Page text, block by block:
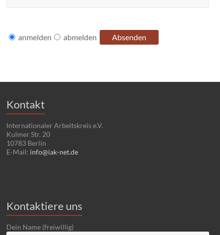
anmelden abmelden
Kontakt
Internationaler Arbeitskreis e.V.
Kulmer Str. 20
10783 Berlin
E-Mail: info@iak-net.de
Kontaktiere uns
Dein Name (freiwillig)